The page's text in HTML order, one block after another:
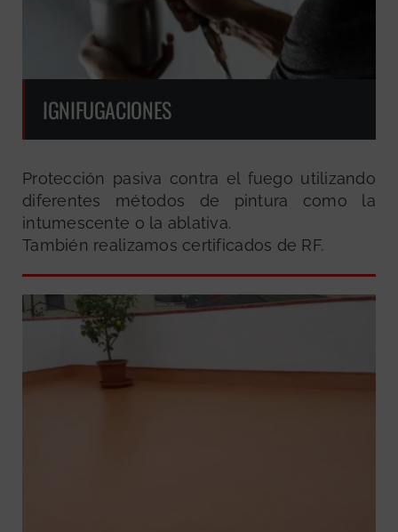
IGNIFUGACIONES
Protección pasiva contra el fuego utilizando
diferentes métodos de pintura como la
intumescente o la ablativa.
También realizamos certificados de RF.